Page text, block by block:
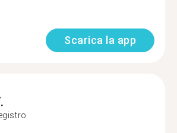
Scarica la app